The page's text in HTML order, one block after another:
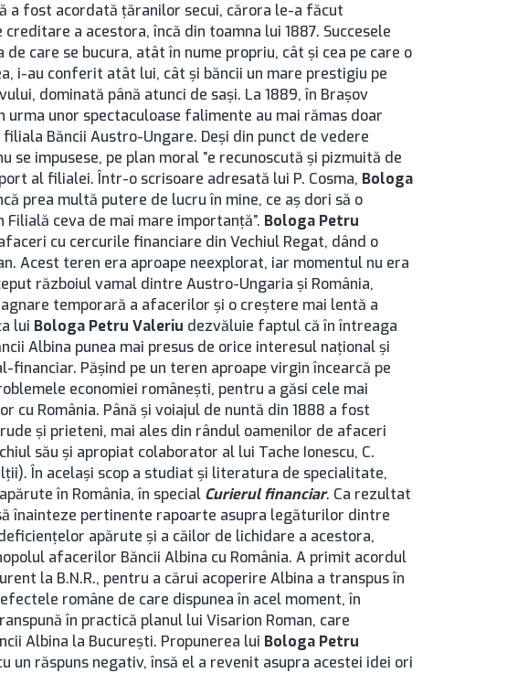
a fost acordată ţăranilor secui, cărora le-a făcut
a acestora, încă din toamna lui 1887. Succesele
care se bucura, atât în nume propriu, cât şi cea pe care o
i-au conferit atât lui, cât şi băncii un mare prestigiu pe
dominată până atunci de saşi. La 1889, în Brașov
urma unor spectaculoase falimente au mai rămas doar
Băncii Austro-Ungare. Deşi din punct de vedere
se impusese, pe plan moral ”e recunoscută şi pizmuită de
al filialei. Într-o scrisoare adresată lui P. Cosma, Bologa
prea multă putere de lucru în mine, ce aş dori să o
ceva de mai mare importanţă”. Bologa Petru
cu cercurile financiare din Vechiul Regat, dând o
Acest teren era aproape neexplorat, iar momentul nu era
războiul vamal dintre Austro-Ungaria şi România,
temporară a afacerilor şi o creştere mai lentă a
lui Bologa Petru Valeriu dezvăluie faptul că în întreaga
Albina punea mai presus de orice interesul naţional şi
financiar. Păşind pe un teren aproape virgin încearcă pe
economiei româneşti, pentru a găsi cele mai
cu România. Până şi voiajul de nuntă din 1888 a fost
şi prieteni, mai ales din rândul oamenilor de afaceri
său şi apropiat colaborator al lui Tache Ionescu, C.
În acelaşi scop a studiat şi literatura de specialitate,
în România, în special Curierul financiar. Ca rezultat
înainteze pertinente rapoarte asupra legăturilor dintre
apărute şi a căilor de lichidare a acestora,
afacerilor Băncii Albina cu România. A primit acordul
la B.N.R., pentru a cărui acoperire Albina a transpus în
române de care dispunea în acel moment, în
în practică planul lui Visarion Roman, care
Albina la București. Propunerea lui Bologa Petru
un răspuns negativ, însă el a revenit asupra acestei idei ori